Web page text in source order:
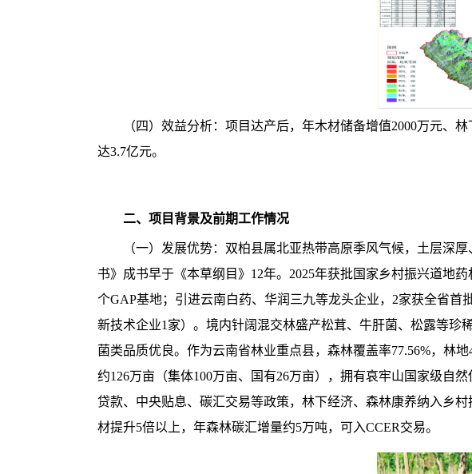
（四）效益分析：项目达产后，年木材储备增值2000万元、
达3.7亿元。
二、项目背景及前期工作情况
（一）发展优势：双柏县属北亚热带高原季风气候，土层深
书》成书早于《本草纲目》12年。2025年获批国家乡村振兴道地
个GAP基地；引进云南白药、华润三九等龙头企业，2家获全省
新技术企业1家）。境内针阔混交林盛产松茸、牛肝菌、松露等珍
菌类品质优良。作为云南省林业重点县，森林覆盖率77.56%，林
约126万亩（集体100万亩、国有26万亩），拥有哀牢山国家级自
贷款、中央贴息、碳汇交易等政策，林下经济、森林康养纳入乡
材提升5倍以上，年森林碳汇增量约5万吨，可入CCER交易。